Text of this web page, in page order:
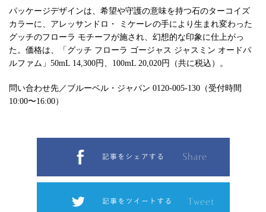
パッケージデザインは、希望や守護の意味を持つ石のターコイズ
カラーに、アレッサンドロ・ ミケーレの手により生まれ変わった
グッチのフローラ モチーフが施され、幻想的な印象に仕上がっ
た。価格は、「グッチ フローラ ゴージャス ジャスミン オードパ
ルファム」50mL 14,300円、100mL 20,020円（共に税込）。
問い合わせ先／ブルーベル・ジャパン 0120-005-130（受付時間
10:00〜16:00）